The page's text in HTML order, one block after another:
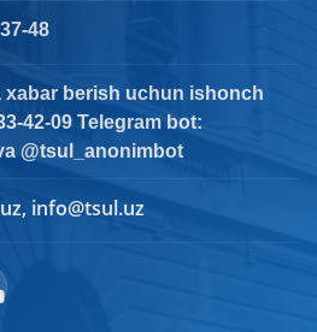
48
xabar berish uchun ishonch
42-09 Telegram bot:
@tsul_anonimbot
info@tsul.uz